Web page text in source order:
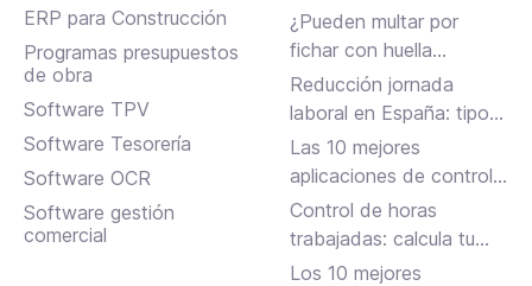
ERP para Construcción
Programas presupuestos
de obra
Software TPV
Software Tesorería
Software OCR
Software gestión
comercial
en Assistant, albaranes
en Inbox y más
¿Pueden multar por
fichar con huella
dactilar?
Reducción jornada
laboral en España: tipos,
requisitos y cómo
solicitarla
Las 10 mejores
aplicaciones de control
horario para fichar en el
trabajo
Control de horas
trabajadas: calcula tu
jornada laboral
Los 10 mejores